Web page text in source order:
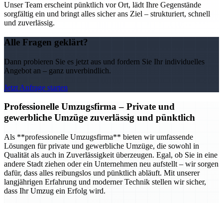
Unser Team erscheint pünktlich vor Ort, lädt Ihre Gegenstände
sorgfältig ein und bringt alles sicher ans Ziel – strukturiert, schnell
und zuverlässig.
Alle Fragen geklärt?
Dann probieren Sie es jetzt aus und fordern Sie Ihr individuelles
Angebot an – ganz unverbindlich.
Jetzt Anfrage starten
Professionelle Umzugsfirma– Private und
gewerbliche Umzüge zuverlässig und pünktlich
Als **professionelle Umzugsfirma** bieten wir umfassende
Lösungen für private und gewerbliche Umzüge, die sowohl in
Qualität als auch in Zuverlässigkeit überzeugen. Egal, ob Sie in eine
andere Stadt ziehen oder ein Unternehmen neu aufstellt – wir sorgen
dafür, dass alles reibungslos und pünktlich abläuft. Mit unserer
langjährigen Erfahrung und moderner Technik stellen wir sicher,
dass Ihr Umzug ein Erfolg wird.